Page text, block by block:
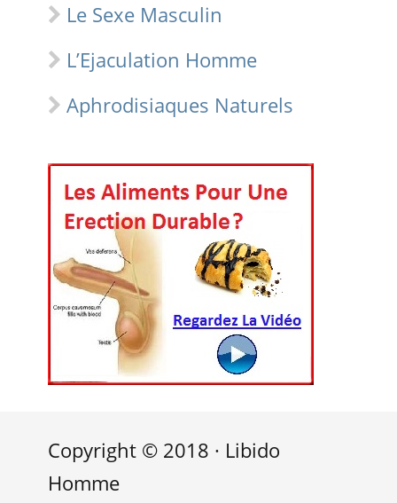
Le Sexe Masculin
L’Ejaculation Homme
Aphrodisiaques Naturels
Copyright © 2018 · Libido
Homme